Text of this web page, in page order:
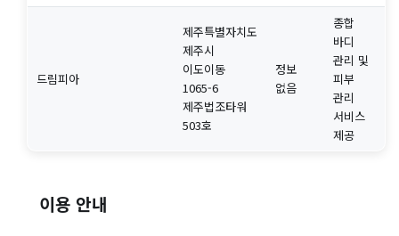
드림피아
제주특별자치도
제주시
이도이동
1065-6
제주법조타워
503호
정보
없음
종합
바디
관리 및
피부
관리
서비스
제공
이용 안내